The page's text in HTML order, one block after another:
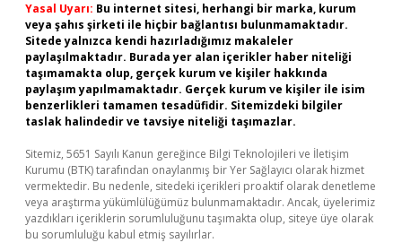
Yasal Uyarı: Bu internet sitesi, herhangi bir marka, kurum
veya şahıs şirketi ile hiçbir bağlantısı bulunmamaktadır.
Sitede yalnızca kendi hazırladığımız makaleler
paylaşılmaktadır. Burada yer alan içerikler haber niteliği
taşımamakta olup, gerçek kurum ve kişiler hakkında
paylaşım yapılmamaktadır. Gerçek kurum ve kişiler ile isim
benzerlikleri tamamen tesadüfidir. Sitemizdeki bilgiler
taslak halindedir ve tavsiye niteliği taşımazlar.
Sitemiz, 5651 Sayılı Kanun gereğince Bilgi Teknolojileri ve İletişim
Kurumu (BTK) tarafından onaylanmış bir Yer Sağlayıcı olarak hizmet
vermektedir. Bu nedenle, sitedeki içerikleri proaktif olarak denetleme
veya araştırma yükümlülüğümüz bulunmamaktadır. Ancak, üyelerimiz
yazdıkları içeriklerin sorumluluğunu taşımakta olup, siteye üye olarak
bu sorumluluğu kabul etmiş sayılırlar.